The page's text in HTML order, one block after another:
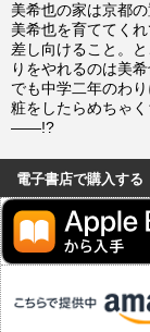
美希也の家は京都
美希也を育ててく
差し向けること。
りをやれるのは美
でも中学二年のわ
粧をしたらめちゃ
――!?
電子書店で購入する